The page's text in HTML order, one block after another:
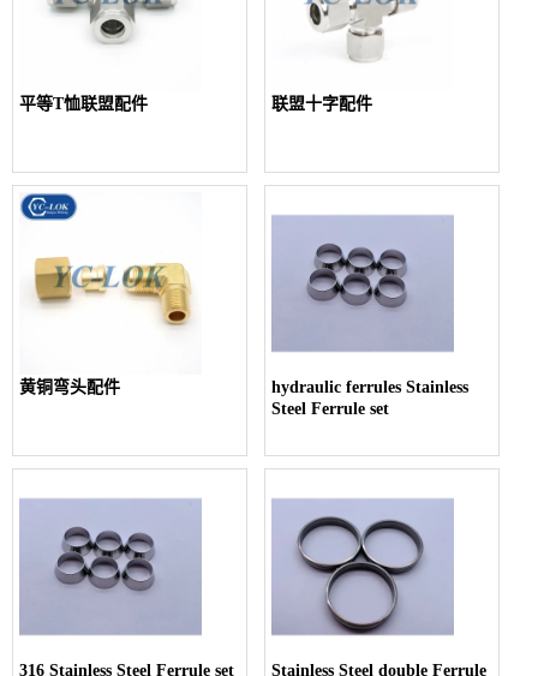
平等T恤联盟配件 联盟十字配件
黄铜弯头配件
hydraulic ferrules Stainless
Steel Ferrule set
316 Stainless Steel Ferrule set Stainless Steel double Ferrule